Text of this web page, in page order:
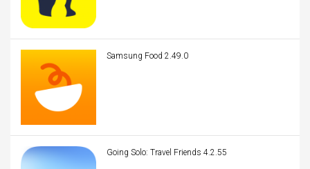
Samsung Food 2.49.0
Going Solo: Travel Friends 4.2.55